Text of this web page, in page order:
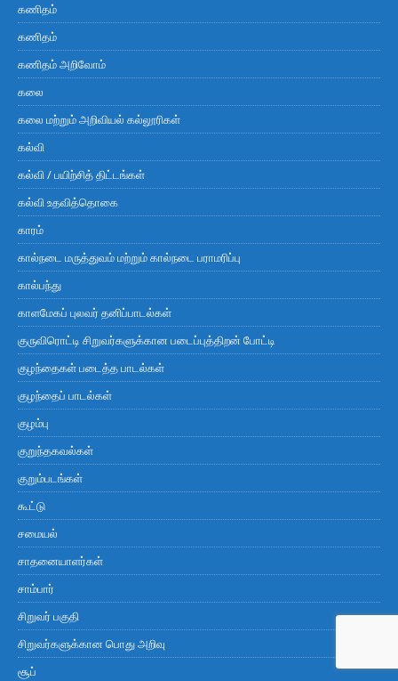
கணிதம்
கணிதம்
கணிதம் அறிவோம்
கலை
கலை மற்றும் அறிவியல் கல்லூரிகள்
கல்வி
கல்வி / பயிற்சித் திட்டங்கள்
கல்வி உதவித்தொகை
காரம்
கால்நடை மருத்துவம் மற்றும் கால்நடை பராமரிப்பு
கால்பந்து
காளமேகப் புலவர் தனிப்பாடல்கள்
குருவிரொட்டி சிறுவர்களுக்கான படைப்புத்திறன் போட்டி
குழந்தைகள் படைத்த பாடல்கள்
குழந்தைப் பாடல்கள்
குழம்பு
குறுந்தகவல்கள்
குறும்படங்கள்
கூட்டு
சமையல்
சாதனையாளர்கள்
சாம்பார்
சிறுவர் பகுதி
சிறுவர்களுக்கான பொது அறிவு
சூப்